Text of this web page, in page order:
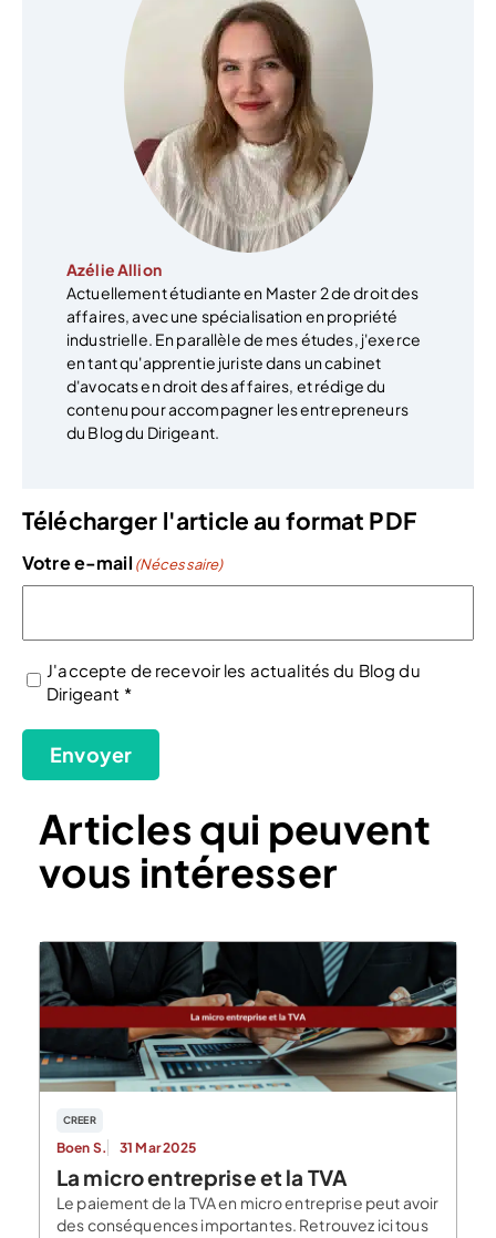
Azélie Allion
Actuellement étudiante en Master 2 de droit des
affaires, avec une spécialisation en propriété
industrielle. En parallèle de mes études, j'exerce
en tant qu'apprentie juriste dans un cabinet
d'avocats en droit des affaires, et rédige du
contenu pour accompagner les entrepreneurs
du Blog du Dirigeant.
Télécharger l'article au format PDF
Votre e-mail (Nécessaire)
(Nécessaire)
J'accepte de recevoir les actualités du Blog du
Dirigeant *
Envoyer
Articles qui peuvent
vous intéresser
CREER
Boen S. 31 Mar 2025
La micro entreprise et la TVA
Le paiement de la TVA en micro entreprise peut avoir
des conséquences importantes. Retrouvez ici tous